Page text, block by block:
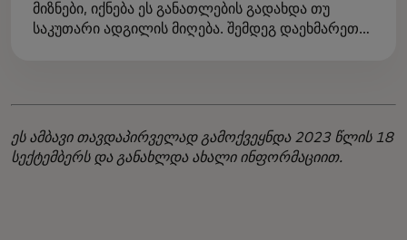
მიზნები, იქნება ეს განათლების გადახდა თუ
საკუთარი ადგილის მიღება. შემდეგ დაეხმარეთ
ეს ამბავი თავდაპირველად გამოქვეყნდა 2023 წლის 18
სექტემბერს და განახლდა ახალი ინფორმაციით.